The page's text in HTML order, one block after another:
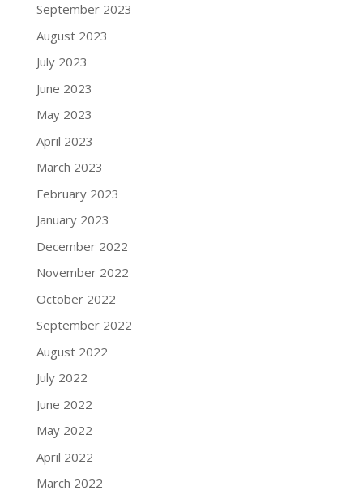
September 2023
August 2023
July 2023
June 2023
May 2023
April 2023
March 2023
February 2023
January 2023
December 2022
November 2022
October 2022
September 2022
August 2022
July 2022
June 2022
May 2022
April 2022
March 2022